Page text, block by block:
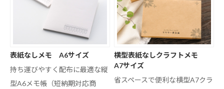
表紙なしメモ A6サイズ
持ち運びやすく配布に最適な縦
型A6メモ帳（短納期対応商
横型表紙なしクラフトメモ
A7サイズ
省スペースで便利な横型A7クラ